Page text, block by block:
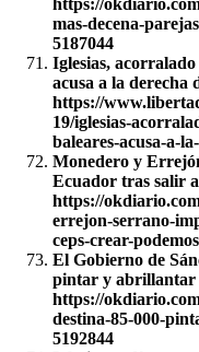
mas-decena-
5187044
Iglesias, acorralado
acusa a la derecha
https://
19/iglesias-
baleares-acusa-a-
Monedero y
Ecuador tras salir
https://
errejon-serrano-
ceps-crear-
El Gobierno de
pintar y abrillantar
https://
destina-85-000-
5192844